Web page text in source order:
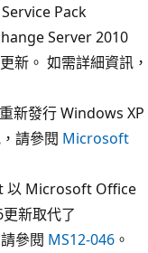
Pack
Server 2010
新。 如需詳細資訊，
新發行 Windows XP
請參閱 Microsoft
以 Microsoft Office
新取代了
參閱 MS12-046 。